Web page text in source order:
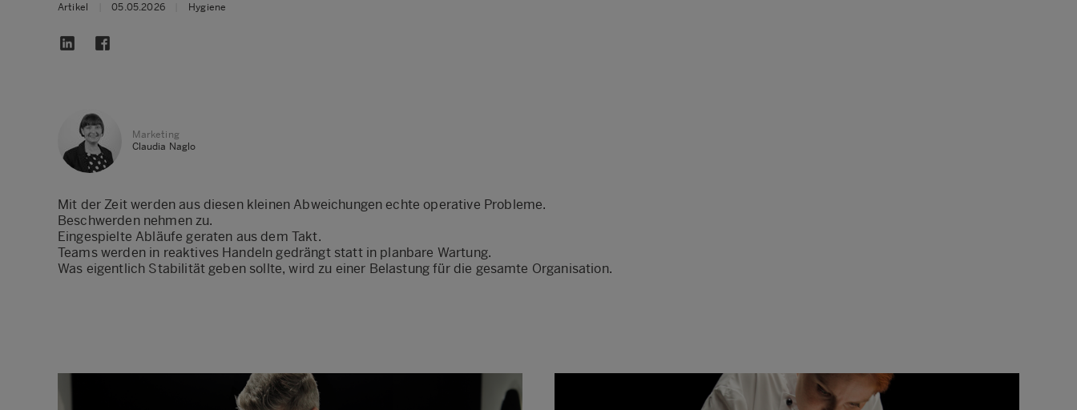
Artikel 05.05.2026 Hygiene
Marketing
Claudia Naglo
Mit der Zeit werden aus diesen kleinen Abweichungen echte operative Probleme.
Beschwerden nehmen zu.
Eingespielte Abläufe geraten aus dem Takt.
Teams werden in reaktives Handeln gedrängt statt in planbare Wartung.
Was eigentlich Stabilität geben sollte, wird zu einer Belastung für die gesamte Organisation.